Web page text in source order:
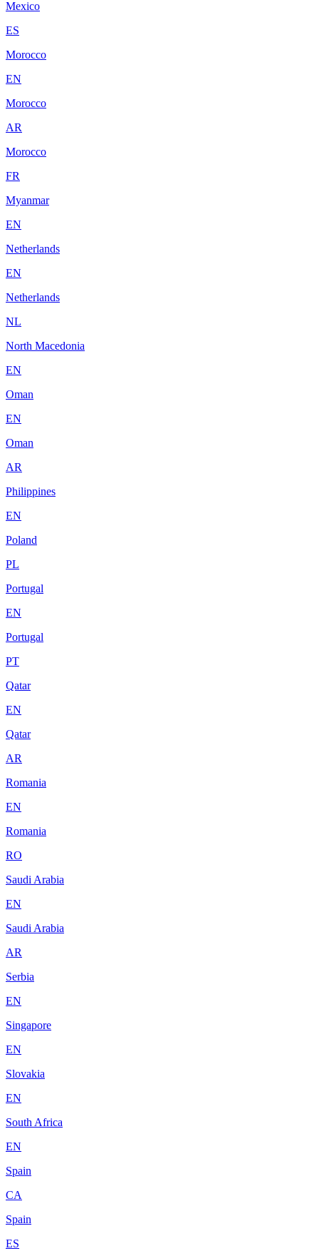
Mexico
ES
Morocco
EN
Morocco
AR
Morocco
FR
Myanmar
EN
Netherlands
EN
Netherlands
NL
North Macedonia
EN
Oman
EN
Oman
AR
Philippines
EN
Poland
PL
Portugal
EN
Portugal
PT
Qatar
EN
Qatar
AR
Romania
EN
Romania
RO
Saudi Arabia
EN
Saudi Arabia
AR
Serbia
EN
Singapore
EN
Slovakia
EN
South Africa
EN
Spain
CA
Spain
ES